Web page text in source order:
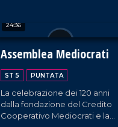
comunale e della Consulta
della Cultura.
24:36
Assemblea Mediocrati
ST 5 PUNTATA
La celebrazione dei 120 anni
dalla fondazione del Credito
Cooperativo Mediocrati e la